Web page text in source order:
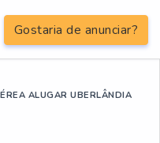
Gostaria de anunciar?
ALUGAR UBERLÂNDIA